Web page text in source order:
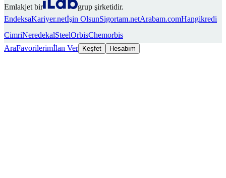
Emlakjet bir
grup şirketidir.
EndeksaKariyer.netİşin OlsunSigortam.netArabam.comHangikredi
CimriNeredekalSteelOrbisChemorbis
AraFavorilerimİlan Ver Keşfet Hesabım